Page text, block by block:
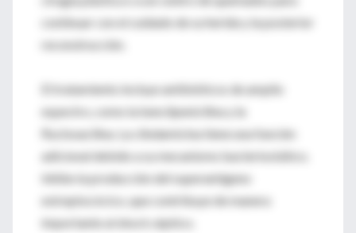
continuar con el cuidado de su herida y la posterior
reconstrucción.
El tratamiento incluye antibióticos de amplio
espectro, como la bencilpenicilina y la
flucloxacilina. La clindamicina tiene una función
adicional debido a su mecanismo bacteriostático.
Inhibe la producción del superantígeno
estreptocócico, que contribuye de manera
importante al shock séptico.